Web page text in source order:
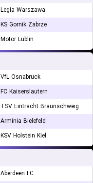
Legia Warszawa
KS Gornik Zabrze
Motor Lublin
VfL Osnabruck
FC Kaiserslautern
TSV Eintracht Braunschweig
Arminia Bielefeld
KSV Holstein Kiel
Aberdeen FC